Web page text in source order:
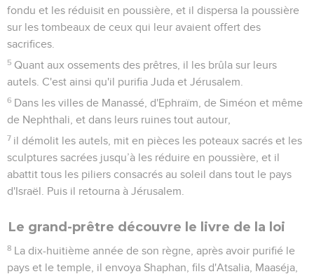
fondu et les réduisit en poussière, et il dispersa la poussière
sur les tombeaux de ceux qui leur avaient offert des
sacrifices.
5 Quant aux ossements des prêtres, il les brûla sur leurs
autels. C'est ainsi qu'il purifia Juda et Jérusalem.
6 Dans les villes de Manassé, d'Ephraïm, de Siméon et même
de Nephthali, et dans leurs ruines tout autour,
7 il démolit les autels, mit en pièces les poteaux sacrés et les
sculptures sacrées jusqu’à les réduire en poussière, et il
abattit tous les piliers consacrés au soleil dans tout le pays
d'Israël. Puis il retourna à Jérusalem.
Le grand-prêtre découvre le livre de la loi
8 La dix-huitième année de son règne, après avoir purifié le
pays et le temple, il envoya Shaphan, fils d'Atsalia, Maaséja,